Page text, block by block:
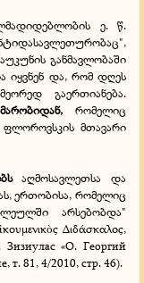
ე. წ.
განმავლობაში
იყვნენ და, რომ დღეს
გაერთიანება.
რომელიც
ფლოროვსკის მთავარი
აღმოსავლეთსა და
ერთობისა, რომელიც
არსებობდა"
κουμενικὸς Διδάσκαλος,
«О. Георгий
т. 81, 4/2010, стр. 46).